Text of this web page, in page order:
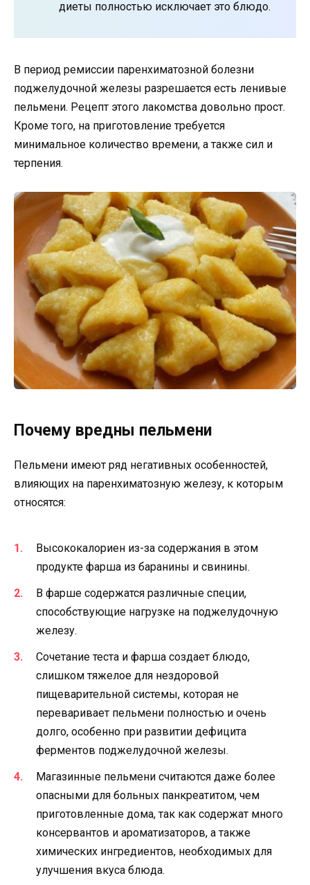
диеты полностью исключает это блюдо.
В период ремиссии паренхиматозной болезни
поджелудочной железы разрешается есть ленивые
пельмени. Рецепт этого лакомства довольно прост.
Кроме того, на приготовление требуется
минимальное количество времени, а также сил и
терпения.
Почему вредны пельмени
Пельмени имеют ряд негативных особенностей,
влияющих на паренхиматозную железу, к которым
относятся:
Высококалориен из-за содержания в этом
продукте фарша из баранины и свинины.
В фарше содержатся различные специи,
способствующие нагрузке на поджелудочную
железу.
Сочетание теста и фарша создает блюдо,
слишком тяжелое для нездоровой
пищеварительной системы, которая не
переваривает пельмени полностью и очень
долго, особенно при развитии дефицита
ферментов поджелудочной железы.
Магазинные пельмени считаются даже более
опасными для больных панкреатитом, чем
приготовленные дома, так как содержат много
консервантов и ароматизаторов, а также
химических ингредиентов, необходимых для
улучшения вкуса блюда.